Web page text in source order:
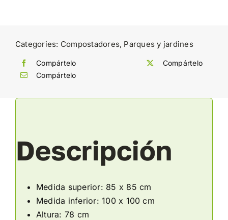
Categories: Compostadores, Parques y jardines
Compártelo
Compártelo
Compártelo
Descripción
Medida superior: 85 x 85 cm
Medida inferior: 100 x 100 cm
Altura: 78 cm